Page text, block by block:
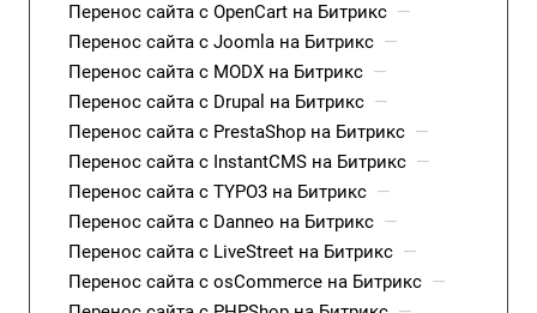
Перенос сайта с OpenCart на Битрикс —
Перенос сайта с Joomla на Битрикс —
Перенос сайта с MODX на Битрикс —
Перенос сайта с Drupal на Битрикс —
Перенос сайта с PrestaShop на Битрикс —
Перенос сайта с InstantCMS на Битрикс —
Перенос сайта с TYPO3 на Битрикс —
Перенос сайта с Danneo на Битрикс —
Перенос сайта с LiveStreet на Битрикс —
Перенос сайта с osCommerce на Битрикс —